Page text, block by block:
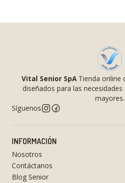
Vital Senior SpATienda online
diseñados para las
mayores.
Síguenos
INFORMACIÓN
Nosotros
Contáctanos
Blog Senior